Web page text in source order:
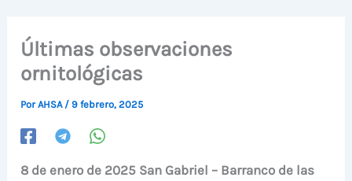
Últimas observaciones
ornitológicas
PorAHSA / 9 febrero, 2025
8 de enero de 2025 San Gabriel – Barranco de las